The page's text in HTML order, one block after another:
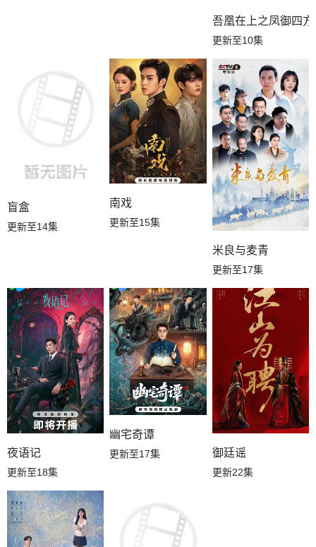
吾凰在上之凤御四方
更新至10集
盲盒
更新至14集
南戏
更新至15集
米良与麦青
更新至17集
夜语记
更新至18集
幽宅奇谭
更新至17集 御廷谣
更新22集